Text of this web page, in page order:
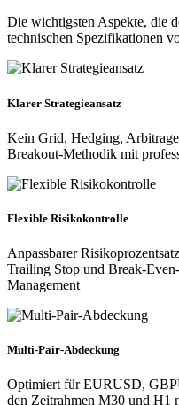
Die wichtigsten Aspekte, die
technischen Spezifikationen
Klarer Strategieansatz
Kein Grid, Hedging,
Breakout-Methodik mit
Flexible Risikokontrolle
Anpassbarer
Trailing Stop und Break-
Management
Multi-Pair-Abdeckung
Optimiert für EURUSD,
den Zeitrahmen M30 und H1